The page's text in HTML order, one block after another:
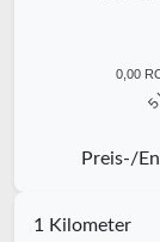
0,00
Preis-/
1 Kilometer